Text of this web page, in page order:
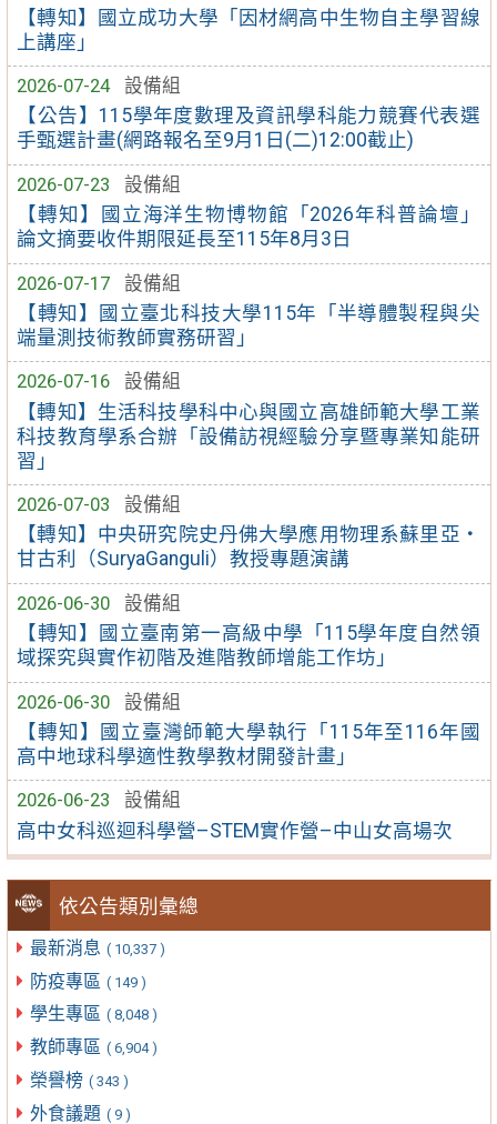
【轉知】國立成功大學「因材網高中生物自主學習線
上講座」
2026-07-24
設備組
【公告】115學年度數理及資訊學科能力競賽代表選
手甄選計畫(網路報名至9月1日(二)12:00截止)
2026-07-23
設備組
【轉知】國立海洋生物博物館「2026年科普論壇」
論文摘要收件期限延長至115年8月3日
2026-07-17
設備組
【轉知】國立臺北科技大學115年「半導體製程與尖
端量測技術教師實務研習」
2026-07-16
設備組
【轉知】生活科技學科中心與國立高雄師範大學工業
科技教育學系合辦「設備訪視經驗分享暨專業知能研
習」
2026-07-03
設備組
【轉知】中央研究院史丹佛大學應用物理系蘇里亞・
甘古利（SuryaGanguli）教授專題演講
2026-06-30
設備組
【轉知】國立臺南第一高級中學「115學年度自然領
域探究與實作初階及進階教師增能工作坊」
2026-06-30
設備組
【轉知】國立臺灣師範大學執行「115年至116年國
高中地球科學適性教學教材開發計畫」
2026-06-23
設備組
高中女科巡迴科學營–STEM實作營–中山女高場次
依公告類別彙總
最新消息 ( 10,337 )
防疫專區 ( 149 )
學生專區 ( 8,048 )
教師專區 ( 6,904 )
榮譽榜 ( 343 )
外食議題 ( 9 )